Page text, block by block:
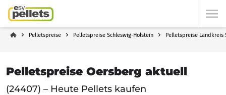
Pelletspreise Pelletspreise Schleswig-Holstein Pelletspreise Landkreis
Pelletspreise Oersberg aktuell
(24407) – Heute Pellets kaufen